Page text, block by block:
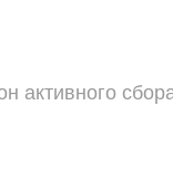
активного